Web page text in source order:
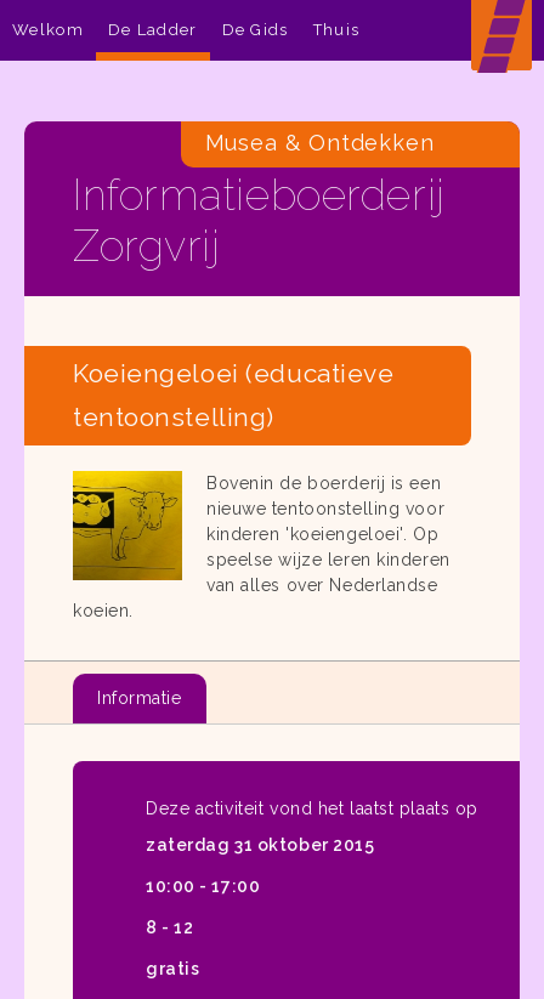
Informatieboerderij
Zorgvrij
Musea & Ontdekken
Koeiengeloei (educatieve
tentoonstelling)
Bovenin de boerderij is een
nieuwe tentoonstelling voor
kinderen 'koeiengeloei'. Op
speelse wijze leren kinderen
van alles over Nederlandse
koeien.
Informatie
Deze activiteit vond het laatst plaats op
zaterdag 31 oktober 2015
10:00 - 17:00
8 - 12
gratis
Welkom De Ladder De Gids Thuis